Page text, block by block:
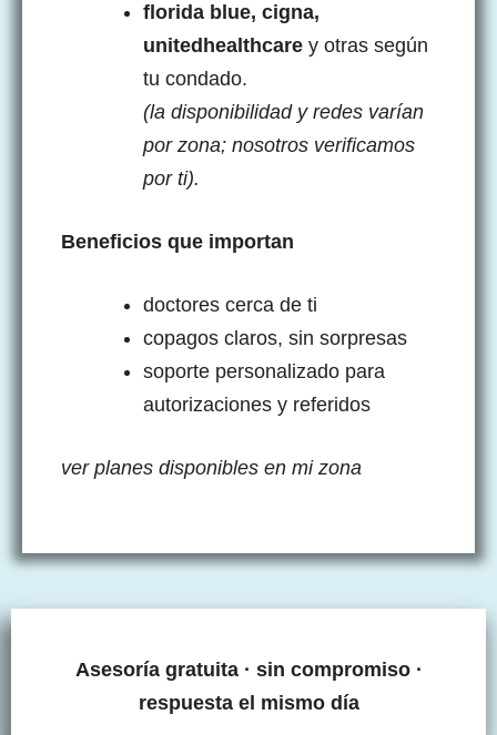
florida blue, cigna,
unitedhealthcare y otras según
tu condado.
(la disponibilidad y redes varían
por zona; nosotros verificamos
por ti).
Beneficios que importan
doctores cerca de ti
copagos claros, sin sorpresas
soporte personalizado para
autorizaciones y referidos
ver planes disponibles en mi zona
Asesoría gratuita · sin compromiso ·
respuesta el mismo día